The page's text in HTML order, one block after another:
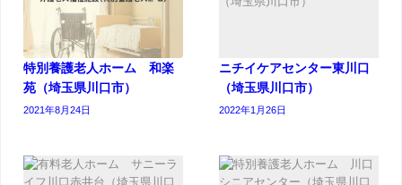
特別養護老人ホーム 和楽
苑（埼玉県川口市）
2021年8月24日
ニチイケアセンター東川口
（埼玉県川口市）
2022年1月26日